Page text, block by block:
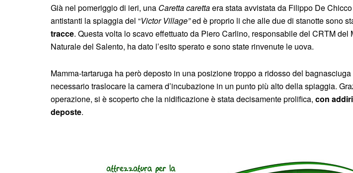
Già nel pomeriggio di ieri, una Caretta carettaera stata avvistata da Filippo De
antistanti la spiaggia del “Victor Village”ed è proprio li che alle due di stanotte sono
tracce. Questa volta lo scavo effettuato da Piero Carlino, responsabile del CRTM del
Naturale del Salento, ha dato l’esito sperato e sono state rinvenute le uova.
Mamma-tartaruga ha però deposto in una posizione troppo a ridosso del
necessario traslocare la camera d’incubazione in un punto più alto della spiaggia.
operazione, si è scoperto che la nidificazione è stata decisamente prolifica, con
deposte.